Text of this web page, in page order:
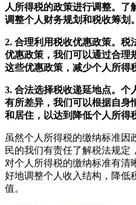
人所得税的政策进行调整。
调整个人财务规划和税收筹划。
2. 合理利用税收优惠政策。税
优惠政策，我们可以通过合理
这些优惠政策，减少个人所得
3. 合法选择税收递延地点。个
有所差异，我们可以根据自身
和居住，以达到降低个人所得
虽然个人所得税的缴纳标准因
民的我们有责任了解税法规定
对个人所得税的缴纳标准有清
好地调整个人收入结构，降低
值。